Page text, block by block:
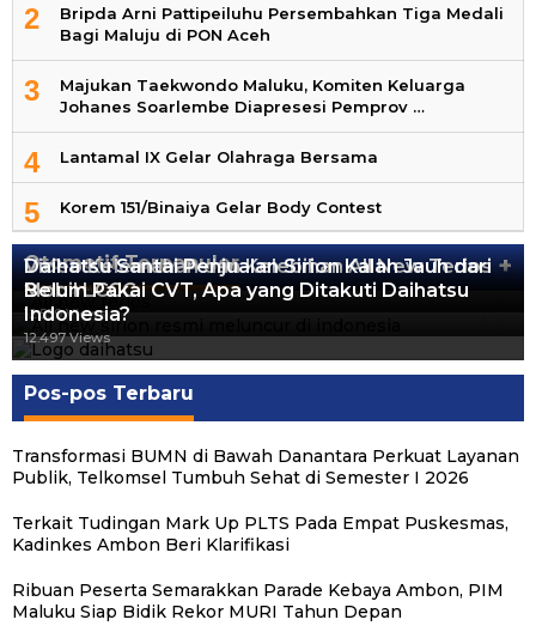
2
Bripda Arni Pattipeiluhu Persembahkan Tiga Medali
Bagi Maluju di PON Aceh
3
Majukan Taekwondo Maluku, Komiten Keluarga
Johanes Soarlembe Diapresesi Pemprov …
4 Lantamal IX Gelar Olahraga Bersama
5 Korem 151/Binaiya Gelar Body Contest
Otomotif Terpopuler +
Video Kelemahan dan Kelebihan All New Terios
13.422 Views
Daihatsu Santai Penjualan Sirion Kalah Jauh dari
Mobil LCGC
12.559 Views
Belum Pakai CVT, Apa yang Ditakuti Daihatsu
Indonesia?
12.497 Views
Pos-pos Terbaru
Transformasi BUMN di Bawah Danantara Perkuat Layanan
Publik, Telkomsel Tumbuh Sehat di Semester I 2026
Terkait Tudingan Mark Up PLTS Pada Empat Puskesmas,
Kadinkes Ambon Beri Klarifikasi
Ribuan Peserta Semarakkan Parade Kebaya Ambon, PIM
Maluku Siap Bidik Rekor MURI Tahun Depan